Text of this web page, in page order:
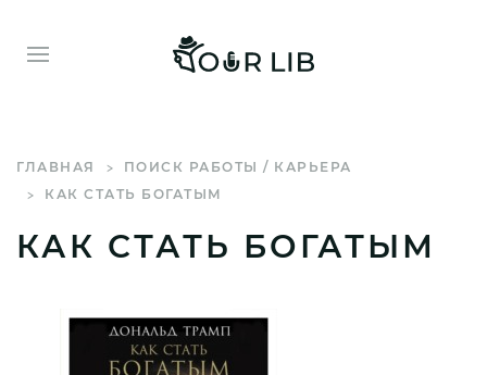
ГЛАВНАЯ
ПОИСК РАБОТЫ / КАРЬЕРА
КАК СТАТЬ БОГАТЫМ
КАК СТАТЬ БОГАТЫМ